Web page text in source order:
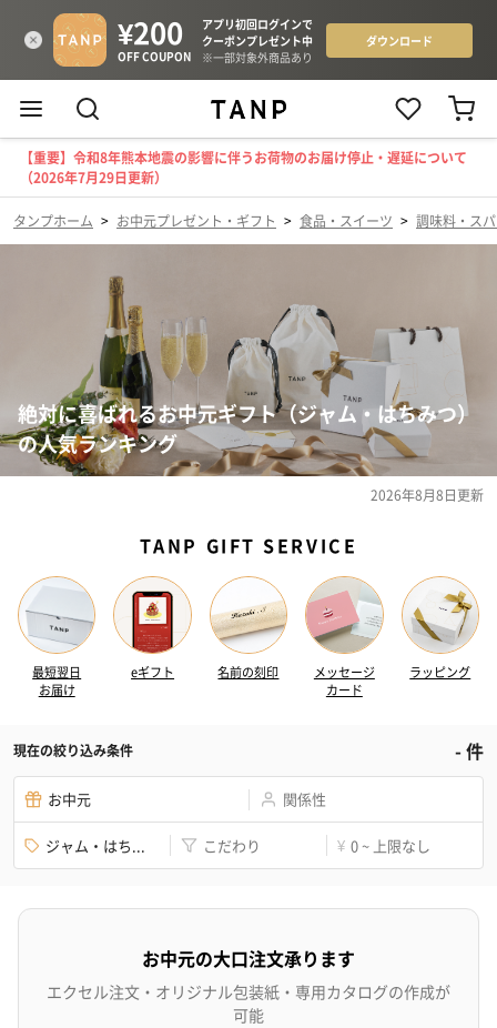
【重要】令和8年熊本地震の影響に伴うお荷物のお届け停止・遅延について
（2026年7月29日更新）
タンプホーム > お中元プレゼント・ギフト > 食品・スイーツ > 調味料・ス
絶対に喜ばれるお中元ギフト（ジャム・はちみつ）
の人気ランキング
2026年8月8日更新
TANP GIFT SERVICE
最短翌日
お届け
eギフト 名前の刻印
メッセージ
カード
ラッピング
現在の絞り込み条件 -件
お中元 関係性
ジャム・はち... こだわり ¥ 0 ~ 上限なし
お中元の大口注文承ります
エクセル注文・オリジナル包装紙・専用カタログの作成が
可能